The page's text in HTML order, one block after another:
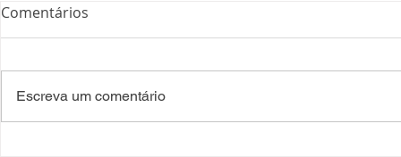
Comentários
Escreva um comentário